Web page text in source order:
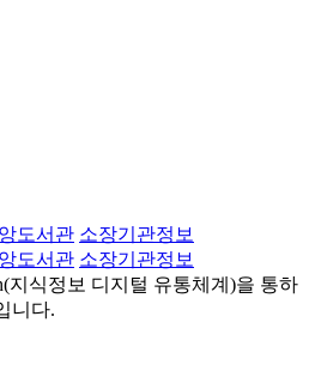
도서관 소장기관정보
도서관 소장기관정보
지식정보 디지털 유통체계)을 통하
니다.